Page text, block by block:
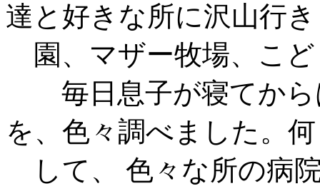
達と好きな所に沢山行
園、マザー牧場、こ
毎日息子が寝てから
を、色々調べました。
して、 色々な所の病